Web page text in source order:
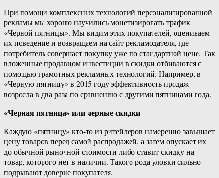
При помощи комплексных технологий персонализированной
рекламы мы хорошо научились монетизировать трафик
«Черной пятницы». Мы видим этих покупателей, оцениваем
их поведение и возвращаем на сайт рекламодателя, где
потребитель совершает покупку уже по стандартной цене. Так
вложенные продавцом инвестиции в скидки отбиваются с
помощью грамотных рекламных технологий. Например, в
«Черную пятницу» в 2015 году эффективность продаж
возросла в два раза по сравнению с другими пятницами года.
«Черная пятница» или черные скидки
Каждую «пятницу» кто-то из ритейлеров намеренно завышает
цену товаров перед самой распродажей, а затем опускает их
до обычной рыночной стоимости либо ставит скидку на
товар, которого нет в наличии. Такого рода уловки сильно
подрывают доверие покупателя.